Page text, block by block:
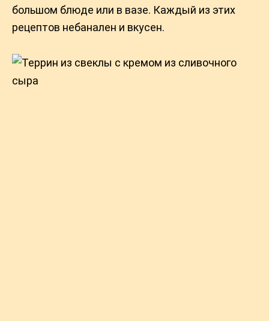
большом блюде или в вазе. Каждый из этих
рецептов небанален и вкусен.